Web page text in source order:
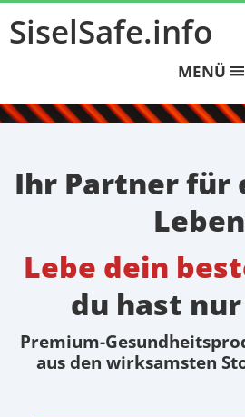
SiselSafe.info
MENÜ
Ihr Partner für
Lebe dein
du hast
Premium-
aus den wirksamsten